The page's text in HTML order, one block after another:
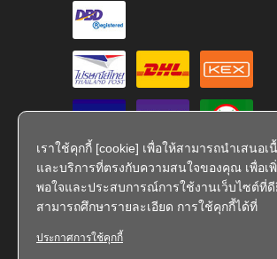
เราใช้คุกกี้ [cookie] เพื่อให้สามารถนำเสนอ
และบริการที่ตรงกับความสนใจของคุณ เพื่อเ
พอใจและประสบการณ์การใช้งานเว็บไซต์ที่
สามารถศึกษารายละเอียด การใช้คุกกี้ได้ที่
ประกาศการใช้คุกกี้